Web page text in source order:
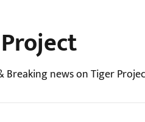
Breaking news on Tiger